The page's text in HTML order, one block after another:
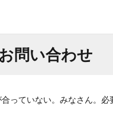
お問い合わせ
ない。みなさん。必要